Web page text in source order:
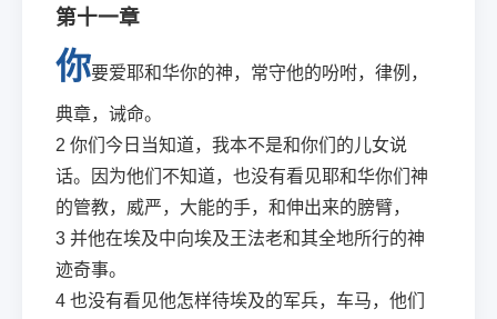
第十一章
你要爱耶和华你的神，常守他的吩咐，律例，
典章，诫命。
2 你们今日当知道，我本不是和你们的儿女说
话。因为他们不知道，也没有看见耶和华你们神
的管教，威严，大能的手，和伸出来的膀臂，
3 并他在埃及中向埃及王法老和其全地所行的神
迹奇事。
4 也没有看见他怎样待埃及的军兵，车马，他们